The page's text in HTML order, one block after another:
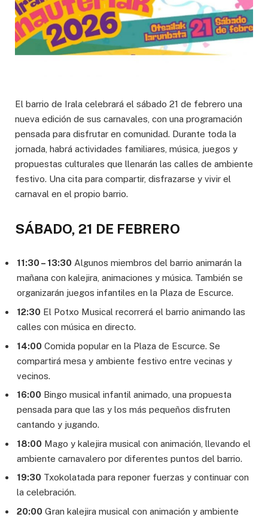
El barrio de Irala celebrará el sábado 21 de febrero una
nueva edición de sus carnavales, con una programación
pensada para disfrutar en comunidad. Durante toda la
jornada, habrá actividades familiares, música, juegos y
propuestas culturales que llenarán las calles de ambiente
festivo. Una cita para compartir, disfrazarse y vivir el
carnaval en el propio barrio.
SÁBADO, 21 DE FEBRERO
11:30 – 13:30 Algunos miembros del barrio animarán la
mañana con kalejira, animaciones y música. También se
organizarán juegos infantiles en la Plaza de Escurce.
12:30 El Potxo Musical recorrerá el barrio animando las
calles con música en directo.
14:00 Comida popular en la Plaza de Escurce. Se
compartirá mesa y ambiente festivo entre vecinas y
vecinos.
16:00 Bingo musical infantil animado, una propuesta
pensada para que las y los más pequeños disfruten
cantando y jugando.
18:00 Mago y kalejira musical con animación, llevando el
ambiente carnavalero por diferentes puntos del barrio.
19:30 Txokolatada para reponer fuerzas y continuar con
la celebración.
20:00 Gran kalejira musical con animación y ambiente